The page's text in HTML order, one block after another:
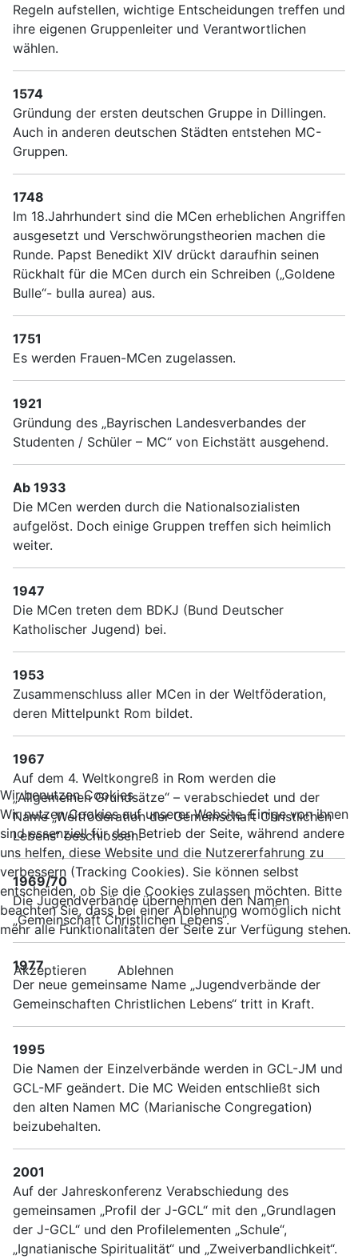
Regeln aufstellen, wichtige Entscheidungen treffen und
ihre eigenen Gruppenleiter und Verantwortlichen
wählen.
1574
Gründung der ersten deutschen Gruppe in Dillingen.
Auch in anderen deutschen Städten entstehen MC-
Gruppen.
1748
Im 18.Jahrhundert sind die MCen erheblichen Angriffen
ausgesetzt und Verschwörungstheorien machen die
Runde. Papst Benedikt XIV drückt daraufhin seinen
Rückhalt für die MCen durch ein Schreiben („Goldene
Bulle“- bulla aurea) aus.
1751
Es werden Frauen-MCen zugelassen.
1921
Gründung des „Bayrischen Landesverbandes der
Studenten / Schüler – MC“ von Eichstätt ausgehend.
Ab 1933
Die MCen werden durch die Nationalsozialisten
aufgelöst. Doch einige Gruppen treffen sich heimlich
weiter.
1947
Die MCen treten dem BDKJ (Bund Deutscher
Katholischer Jugend) bei.
1953
Zusammenschluss aller MCen in der Weltföderation,
deren Mittelpunkt Rom bildet.
1967
Auf dem 4. Weltkongreß in Rom werden die
„Allgemeinen Grundsätze“ – verabschiedet und der
Name „Weltföderation der Gemeinschaft Christlichen
Lebens“ beschlossen.
1969/70
Die Jugendverbände übernehmen den Namen
„Gemeinschaft Christlichen Lebens“.
1977
Der neue gemeinsame Name „Jugendverbände der
Gemeinschaften Christlichen Lebens“ tritt in Kraft.
1995
Die Namen der Einzelverbände werden in GCL-JM und
GCL-MF geändert. Die MC Weiden entschließt sich
den alten Namen MC (Marianische Congregation)
beizubehalten.
2001
Auf der Jahreskonferenz Verabschiedung des
gemeinsamen „Profil der J-GCL“ mit den „Grundlagen
der J-GCL“ und den Profilelementen „Schule“,
„Ignatianische Spiritualität“ und „Zweiverbandlichkeit“.
Wir benutzen Cookies
Wir nutzen Cookies auf unserer Website. Einige von ihnen
sind essenziell für den Betrieb der Seite, während andere
uns helfen, diese Website und die Nutzererfahrung zu
verbessern (Tracking Cookies). Sie können selbst
entscheiden, ob Sie die Cookies zulassen möchten. Bitte
beachten Sie, dass bei einer Ablehnung womöglich nicht
mehr alle Funktionalitäten der Seite zur Verfügung stehen.
Akzeptieren Ablehnen